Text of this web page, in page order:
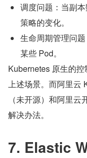
调度问题：当副
策略的变化。
生命周期管理问
某些 Pod。
Kubernetes 原生的
上述场景。而阿里云
（未开源）和阿里云
解决办法。
7. Elastic